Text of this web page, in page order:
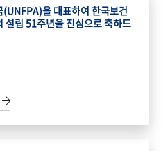
(UNFPA)을 대표하여 한국보건
설립 51주년을 진심으로 축하드